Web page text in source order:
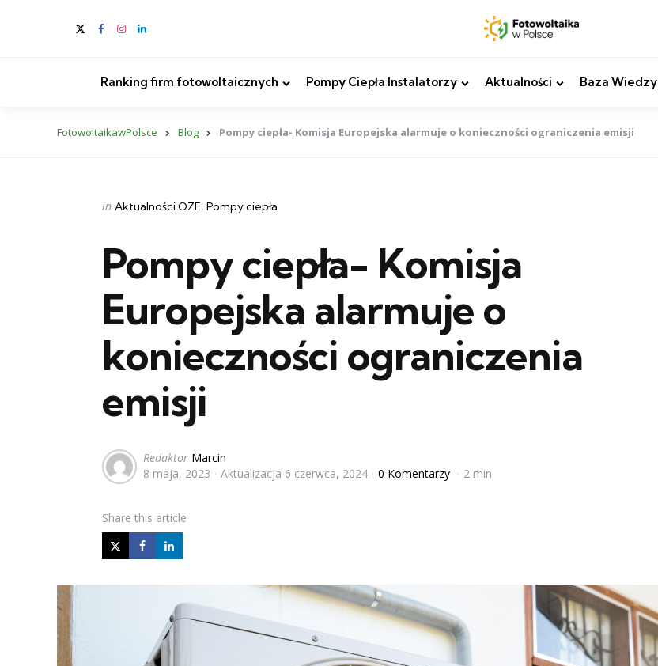
Ranking firm fotowoltaicznych Pompy Ciepła Instalatorzy Aktualności Baza Wiedzy
FotowoltaikawPolsce Blog Pompy ciepła- Komisja Europejska alarmuje o konieczności ograniczenia emisji
Categories
Posted
in Aktualności OZE Pompy ciepła
Pompy ciepła- Komisja
Europejska alarmuje o
konieczności ograniczenia
emisji
Posted
by
Redaktor Marcin
8 maja, 2023
Aktualizacja 6 czerwca, 2024 0 Komentarzy 2 min
Share this article